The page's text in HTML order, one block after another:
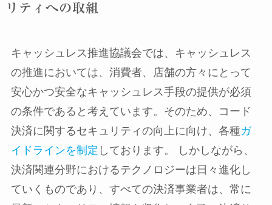
リティへの取組
キャッシュレス推進協議会では、キャッシュレス
の推進においては、消費者、店舗の方々にとって
安心かつ安全なキャッシュレス手段の提供が必須
の条件であると考えています。そのため、コード
決済に関するセキュリティの向上に向け、各種ガ
イドラインを制定 しております。 しかしながら、
決済関連分野におけるテクノロジーは日々進化し
ていくものであり、すべての決済事業者は、常に